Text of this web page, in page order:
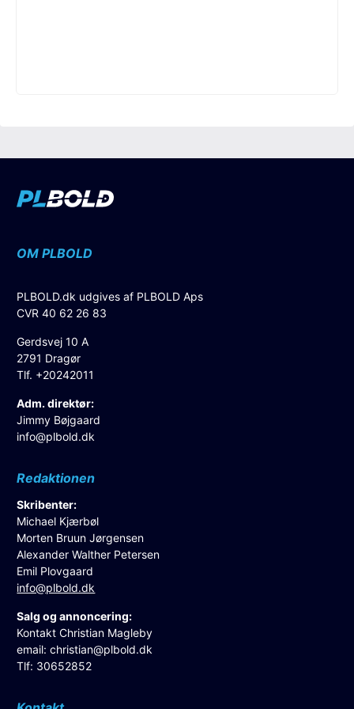
OM PLBOLD
PLBOLD.dk udgives af PLBOLD Aps
CVR 40 62 26 83
Gerdsvej 10 A
2791 Dragør
Tlf. +20242011
Adm. direktør:
Jimmy Bøjgaard
info@plbold.dk
Redaktionen
Skribenter:
Michael Kjærbøl
Morten Bruun Jørgensen
Alexander Walther Petersen
Emil Plovgaard
info@plbold.dk
Salg og annoncering:
Kontakt Christian Magleby
email:christian@plbold.dk
Tlf: 30652852